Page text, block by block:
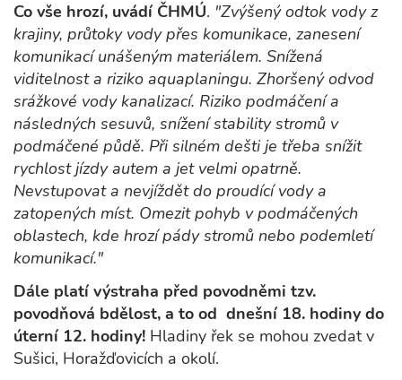
Co vše hrozí, uvádí ČHMÚ. "Zvýšený odtok vody z
krajiny, průtoky vody přes komunikace, zanesení
komunikací unášeným materiálem. Snížená
viditelnost a riziko aquaplaningu. Zhoršený odvod
srážkové vody kanalizací. Riziko podmáčení a
následných sesuvů, snížení stability stromů v
podmáčené půdě. Při silném dešti je třeba snížit
rychlost jízdy autem a jet velmi opatrně.
Nevstupovat a nevjíždět do proudící vody a
zatopených míst. Omezit pohyb v podmáčených
oblastech, kde hrozí pády stromů nebo podemletí
komunikací."
Dále platí výstraha před povodněmi tzv.
povodňová bdělost, a to od dnešní 18. hodiny do
úterní 12. hodiny! Hladiny řek se mohou zvedat v
Sušici, Horažďovicích a okolí.